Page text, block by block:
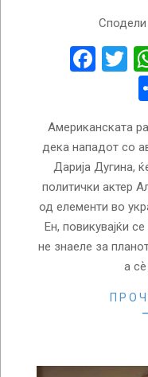
Сподели
Американската
дека нападот со
Дарија Дугина,
политички актер
од елементи во
Ен, повикувајќи
не знаеле за
а